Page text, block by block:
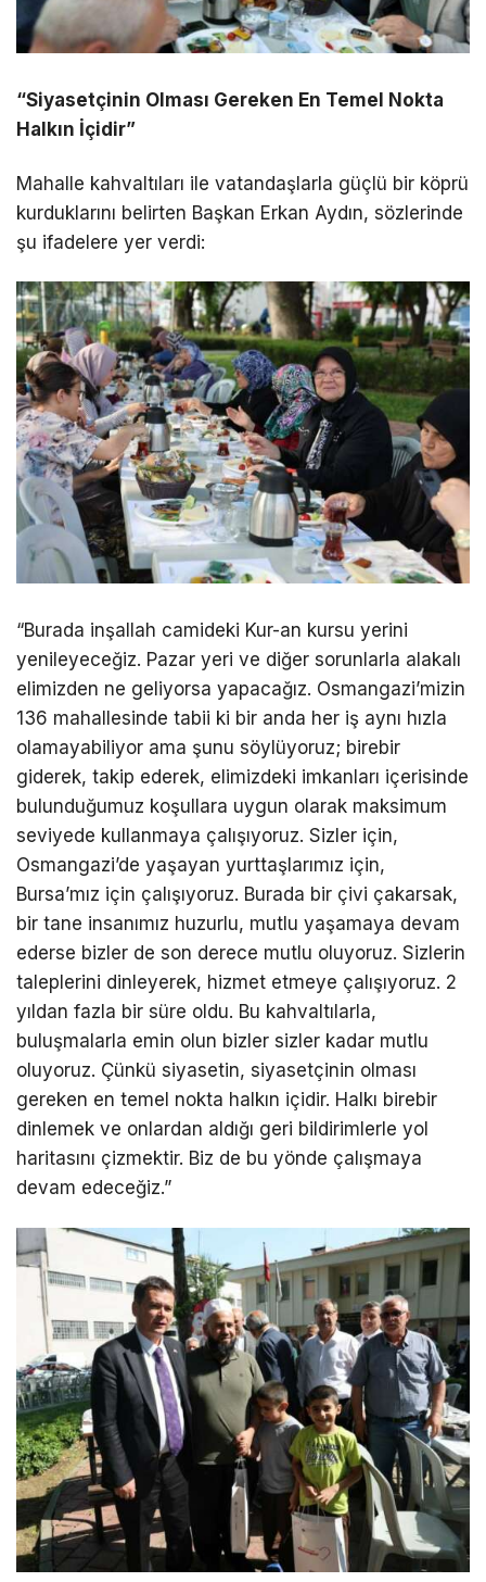
“Siyasetçinin Olması Gereken En Temel Nokta
Halkın İçidir”
Mahalle kahvaltıları ile vatandaşlarla güçlü bir köprü
kurduklarını belirten Başkan Erkan Aydın, sözlerinde
şu ifadelere yer verdi:
“Burada inşallah camideki Kur-an kursu yerini
yenileyeceğiz. Pazar yeri ve diğer sorunlarla alakalı
elimizden ne geliyorsa yapacağız. Osmangazi’mizin
136 mahallesinde tabii ki bir anda her iş aynı hızla
olamayabiliyor ama şunu söylüyoruz; birebir
giderek, takip ederek, elimizdeki imkanları içerisinde
bulunduğumuz koşullara uygun olarak maksimum
seviyede kullanmaya çalışıyoruz. Sizler için,
Osmangazi’de yaşayan yurttaşlarımız için,
Bursa’mız için çalışıyoruz. Burada bir çivi çakarsak,
bir tane insanımız huzurlu, mutlu yaşamaya devam
ederse bizler de son derece mutlu oluyoruz. Sizlerin
taleplerini dinleyerek, hizmet etmeye çalışıyoruz. 2
yıldan fazla bir süre oldu. Bu kahvaltılarla,
buluşmalarla emin olun bizler sizler kadar mutlu
oluyoruz. Çünkü siyasetin, siyasetçinin olması
gereken en temel nokta halkın içidir. Halkı birebir
dinlemek ve onlardan aldığı geri bildirimlerle yol
haritasını çizmektir. Biz de bu yönde çalışmaya
devam edeceğiz.”